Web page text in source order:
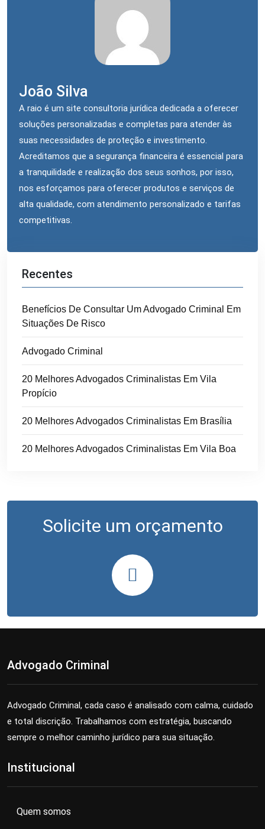
João Silva
A raio é um site consultoria jurídica dedicada a oferecer
soluções personalizadas e completas para atender às
suas necessidades de proteção e investimento.
Acreditamos que a segurança financeira é essencial para
a tranquilidade e realização dos seus sonhos, por isso,
nos esforçamos para oferecer produtos e serviços de
alta qualidade, com atendimento personalizado e tarifas
competitivas.
Recentes
Benefícios De Consultar Um Advogado Criminal Em
Situações De Risco
Advogado Criminal
20 Melhores Advogados Criminalistas Em Vila
Propício
20 Melhores Advogados Criminalistas Em Brasília
20 Melhores Advogados Criminalistas Em Vila Boa
Solicite um orçamento
Advogado Criminal
Advogado Criminal, cada caso é analisado com calma, cuidado
e total discrição. Trabalhamos com estratégia, buscando
sempre o melhor caminho jurídico para sua situação.
Institucional
Quem somos